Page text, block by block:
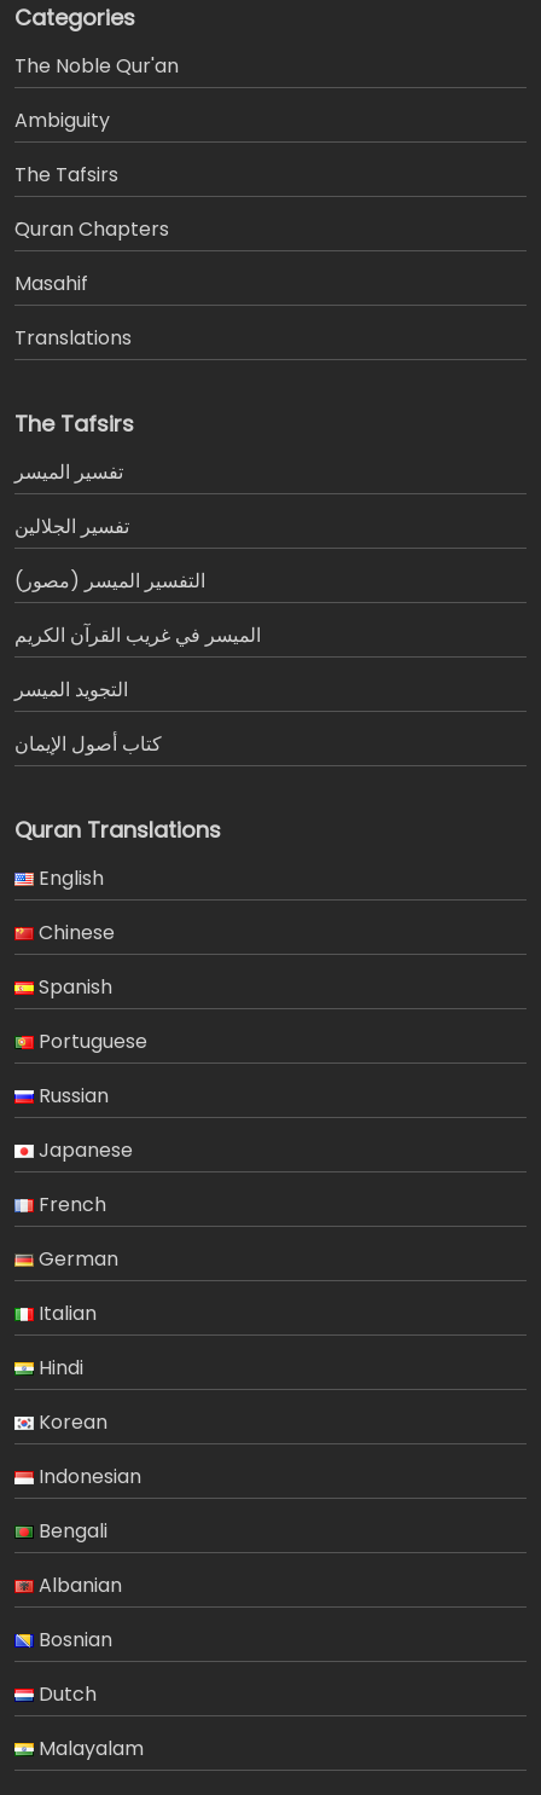
Categories
The Noble Qur'an
Ambiguity
The Tafsirs
َQuran Chapters
Masahif
Translations
The Tafsirs
تفسير المیسر
تفسير الجلالين
التفسير الميسر (مصور)
الميسر في غريب القرآن الكريم
التجويد الميسر
كتاب أصول الإيمان
Quran Translations
English
Chinese
Spanish
Portuguese
Russian
Japanese
French
German
Italian
Hindi
Korean
Indonesian
Bengali
Albanian
Bosnian
Dutch
Malayalam